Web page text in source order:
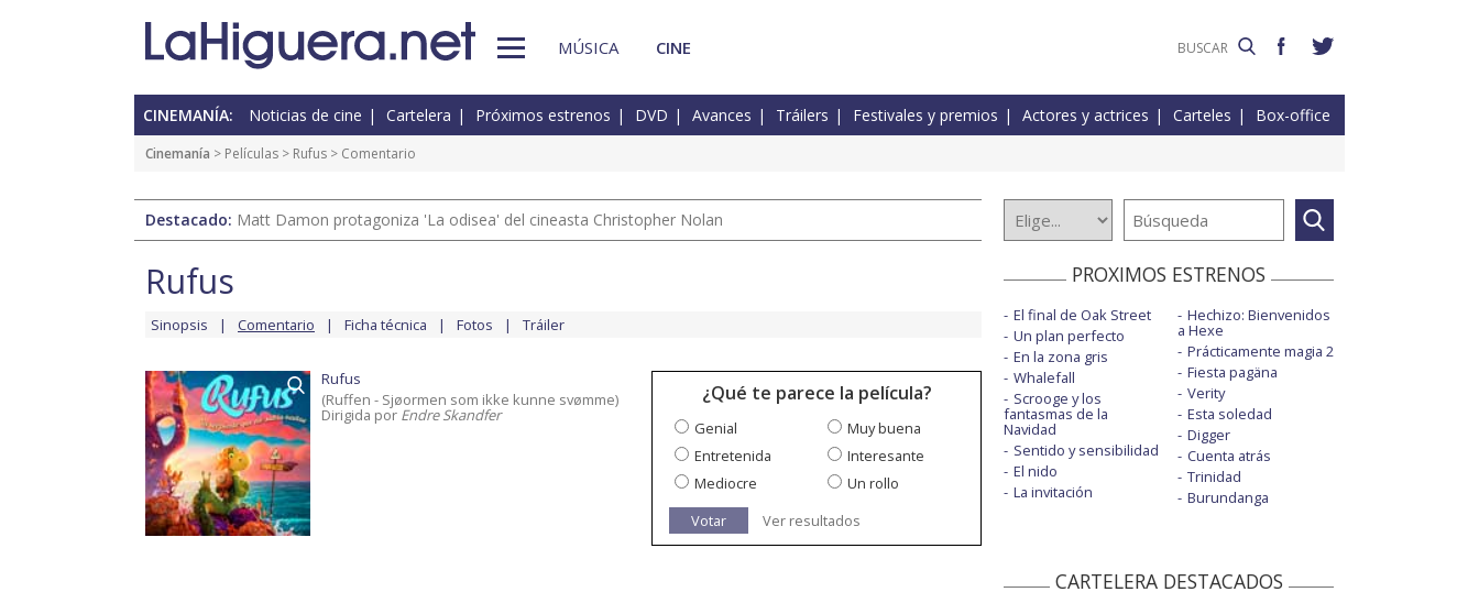
MÚSICA CINE
CINEMANÍA: Noticias de cine Cartelera Próximos estrenos DVD Avances Tráilers Festivales y premios Actores y actrices Carteles Box-office
Cinemanía > Películas > Rufus > Comentario
Destacado: Matt Damon protagoniza 'La odisea' del cineasta Christopher Nolan
Rufus
Sinopsis Comentario Ficha técnica Fotos Tráiler
Rufus
(Ruffen - Sjøormen som ikke kunne svømme)
Dirigida por Endre Skandfer
¿Qué te parece la película?
Genial
Muy buena
Entretenida
Interesante
Mediocre
Un rollo
Votar
Ver resultados
PROXIMOS ESTRENOS
El final de Oak Street
Un plan perfecto
En la zona gris
Whalefall
Scrooge y los
fantasmas de la
Navidad
Sentido y sensibilidad
El nido
La invitación
Hechizo: Bienvenidos
a Hexe
Prácticamente magia 2
Fiesta pagäna
Verity
Esta soledad
Digger
Cuenta atrás
Trinidad
Burundanga
CARTELERA DESTACADOS